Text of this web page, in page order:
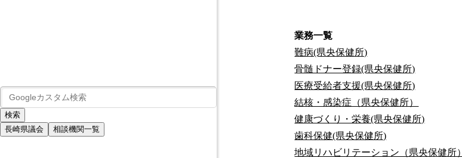
長崎県議会 相談機関一覧
業務一覧
難病(県央保健所)
骨髄ドナー登録(県央保健所)
医療受給者支援(県央保健所)
結核・感染症（県央保健所）
健康づくり・栄養(県央保健所)
歯科保健(県央保健所)
地域リハビリテーション（県央保健所）